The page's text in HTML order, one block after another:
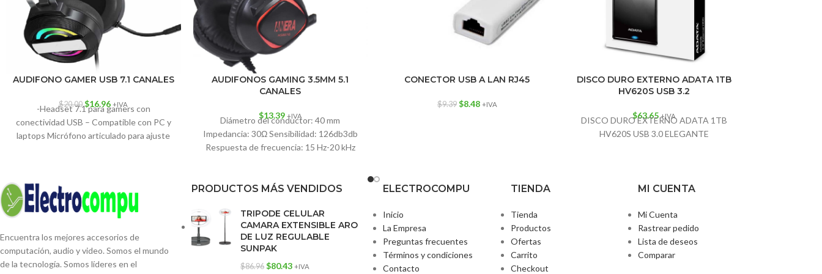
AUDIFONO GAMER USB 7.1 CANALES
$20.00 $16.96 +IVA
-Headset 7.1 para gamers con
conectividad USB – Compatible con PC y
laptops Micrófono articulado para ajuste
AUDIFONOS GAMING 3.5MM 5.1
CANALES
$13.39 +IVA
Diámetro del conductor: 40 mm
Impedancia: 30Ω Sensibilidad: 126db3db
Respuesta de frecuencia: 15 Hz-20 kHz
CONECTOR USB A LAN RJ45
$9.39 $8.48 +IVA
DISCO DURO EXTERNO ADATA 1TB
HV620S USB 3.2
$63.65 +IVA
DISCO DURO EXTERNO ADATA 1TB
HV620S USB 3.0 ELEGANTE
Encuentra los mejores accesorios de
computación, audio y video. Somos el mundo
de la tecnología. Somos líderes en el
PRODUCTOS MÁS VENDIDOS
TRIPODE CELULAR
CAMARA EXTENSIBLE ARO
DE LUZ REGULABLE
SUNPAK
$86.96 $80.43 +IVA
ELECTROCOMPU
Inicio
La Empresa
Preguntas frecuentes
Términos y condiciones
Contacto
TIENDA
Tienda
Productos
Ofertas
Carrito
Checkout
MI CUENTA
Mi Cuenta
Rastrear pedido
Lista de deseos
Comparar